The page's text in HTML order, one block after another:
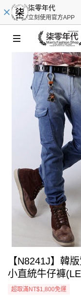
柒零年代
立刻使用官方APP
【N8241J】韓
小直統牛仔褲
超取滿NT$1,800免運